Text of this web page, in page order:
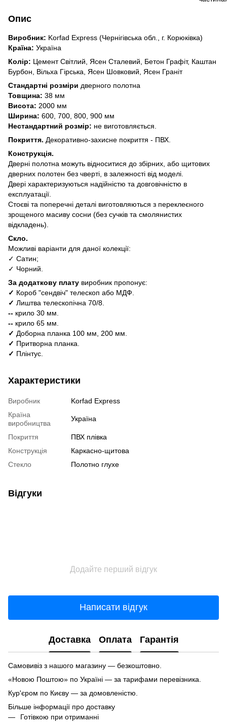
Опис
Виробник: Korfad Express (Чернігівська обл., г. Корюківка)
Країна: Україна
Колір: Цемент Світлий, Ясен Сталевий, Бетон Графіт, Каштан
Бурбон, Вільха Гірська, Ясен Шовковий, Ясен Граніт
Стандартні розміри дверного полотна
Товщина: 38 мм
Висота: 2000 мм
Ширина: 600, 700, 800, 900 мм
Нестандартний розмір: не виготовляється.
Покриття. Декоративно-захисне покриття - ПВХ.
Конструкція.
Дверні полотна можуть відноситися до збірних, або щитових
дверних полотен без чверті, в залежності від моделі.
Двері характеризуються надійністю та довговічністю в
експлуатації.
Стоєві та поперечні деталі виготовляються з переклеєного
зрощеного масиву сосни (без сучків та смолянистих
відкладень).
Скло.
Можливі варіанти для даної колекції:
✓ Сатин;
✓ Чорний.
За додаткову плату виробник пропонує:
✓ Короб "сендвіч" телескоп або МДФ.
✓ Лиштва телескопічна 70/8.
-- крило 30 мм.
-- крило 65 мм.
✓ Доборна планка 100 мм, 200 мм.
✓ Притворна планка.
✓ Плінтус.
Характеристики
Виробник
Korfad Express
Країна
виробництва
Україна
Покриття
ПВХ плівка
Конструкція
Каркасно-щитова
Стекло
Полотно глухе
Відгуки
Додайте перший відгук
Написати відгук
Доставка Оплата Гарантія
Самовивіз з нашого магазину — безкоштовно.
«Новою Поштою» по Україні — за тарифами перевізника.
Кур'єром по Києву — за домовленістю.
Більше інформації про доставку
Готівкою при отриманні